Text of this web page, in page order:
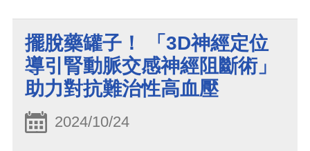
擺脫藥罐子！ 「3D神經定位
導引腎動脈交感神經阻斷術」
助力對抗難治性高血壓
2024/10/24